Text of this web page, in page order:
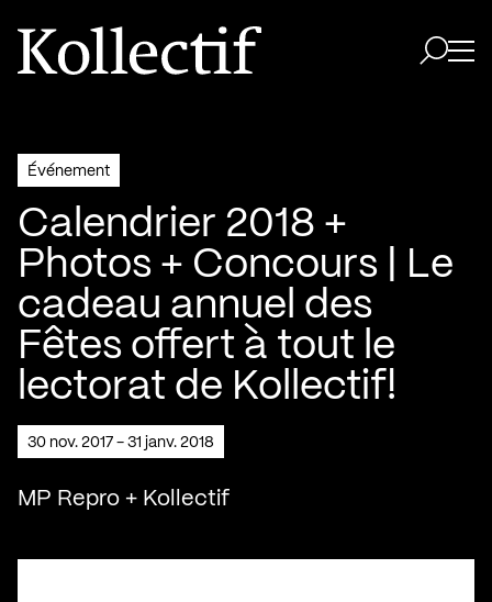
Aller à la page d'accueil
Logo Kollectif
Événement
Calendrier 2018 +
Photos + Concours | Le
cadeau annuel des
Fêtes offert à tout le
lectorat de Kollectif!
30 nov. 2017 - 31 janv. 2018
MP Repro + Kollectif